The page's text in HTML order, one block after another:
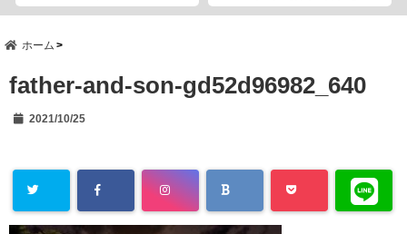
ホーム
father-and-son-gd52d96982_640
2021/10/25